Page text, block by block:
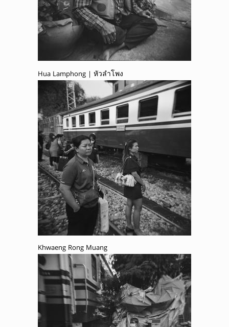
Hua Lamphong | หัวลำโพง
Khwaeng Rong Muang